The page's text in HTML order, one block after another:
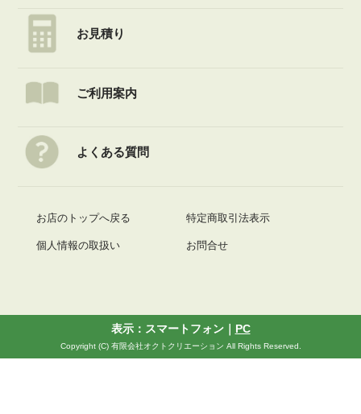
お見積り
ご利用案内
よくある質問
お店のトップへ戻る 特定商取引法表示
個人情報の取扱い お問合せ
表示：スマートフォン｜ PC
Copyright (C) 有限会社オクトクリエーション All Rights Reserved.